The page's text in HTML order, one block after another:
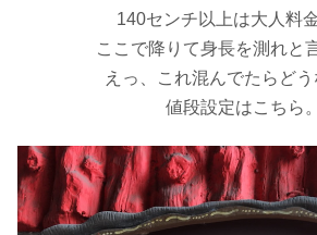
140センチ以上は大人料
ここで降りて身長を測れと
えっ、これ混んでたらどう
値段設定はこちら。